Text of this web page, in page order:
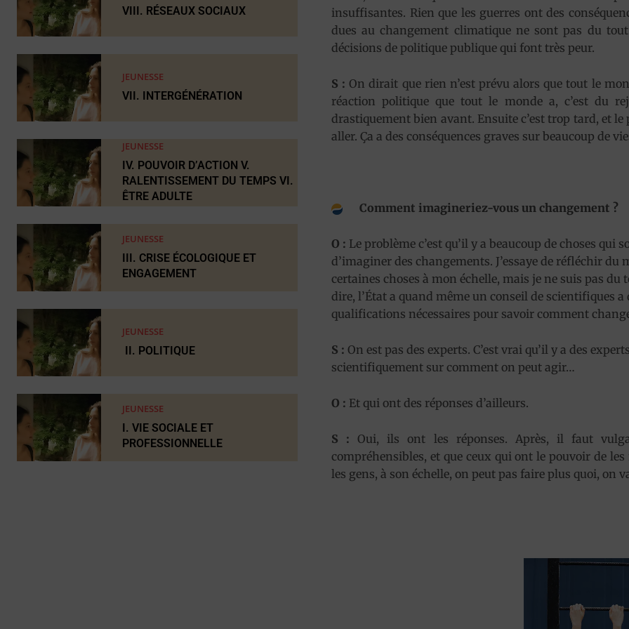
VIII. RÉSEAUX SOCIAUX
JEUNESSE
VII. INTERGÉNÉRATION
JEUNESSE
IV. POUVOIR D’ACTION V.
RALENTISSEMENT DU TEMPS VI.
ÊTRE ADULTE
JEUNESSE
III. CRISE ÉCOLOGIQUE ET
ENGAGEMENT
JEUNESSE
II. POLITIQUE
JEUNESSE
I. VIE SOCIALE ET
PROFESSIONNELLE
insuffisantes. Rien que les guerres ont des
dues au changement climatique ne sont pas du
décisions de politique publique qui font très peur.
S : On dirait que rien n’est prévu alors que tout le
réaction politique que tout le monde a, c’est du
drastiquement bien avant. Ensuite c’est trop tard, et le
aller. Ça a des conséquences graves sur beaucoup de
Comment imagineriez-vous un changement ?
O : Le problème c’est qu’il y a beaucoup de choses
d’imaginer des changements. J’essaye de réfléchir
certaines choses à mon échelle, mais je ne suis pas
dire, l’État a quand même un conseil de scientifiques
qualifications nécessaires pour savoir comment
S : On est pas des experts. C’est vrai qu’il y a des
scientifiquement sur comment on peut agir…
O : Et qui ont des réponses d’ailleurs.
S : Oui, ils ont les réponses. Après, il faut
compréhensibles, et que ceux qui ont le pouvoir de
les gens, à son échelle, on peut pas faire plus quoi, on